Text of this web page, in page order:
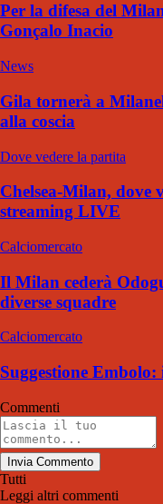
Per la difesa del
Gonçalo Inacio
News
Gila tornerà a
alla coscia
Dove vedere la partita
Chelsea-Milan, dove
streaming LIVE
Calciomercato
Il Milan cederà
diverse squadre
Calciomercato
Suggestione
Commenti
Invia Commento
Tutti
Leggi altri commenti